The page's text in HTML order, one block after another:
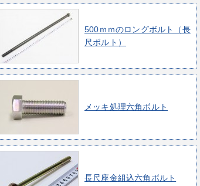
500ｍｍのロングボルト（長
尺ボルト）
メッキ処理六角ボルト
長尺座金組込六角ボルト